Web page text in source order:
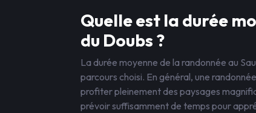
Quelle est la durée
du Doubs ?
La durée moyenne de la randonnée au
parcours choisi. En général, une
profiter pleinement des paysages
prévoir suffisamment de temps pour